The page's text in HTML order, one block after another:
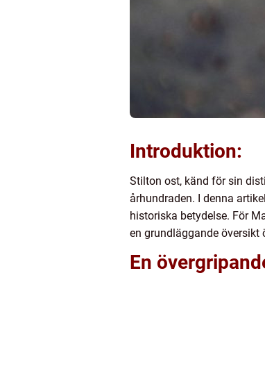
Introduktion:
Stilton ost, känd för sin
århundraden. I denna
historiska betydelse. För
en grundläggande översikt
En